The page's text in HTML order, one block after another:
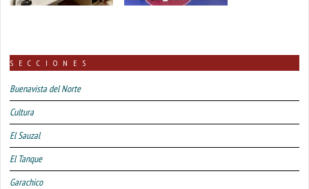
SECCIONES
Buenavista del Norte
Cultura
El Sauzal
El Tanque
Garachico